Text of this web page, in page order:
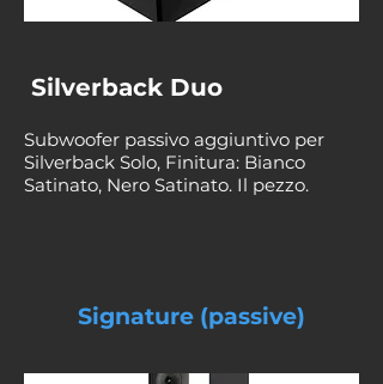
Silverback Duo
Subwoofer passivo aggiuntivo per
Silverback Solo, Finitura: Bianco
Satinato, Nero Satinato. Il pezzo.
Signature (passive)